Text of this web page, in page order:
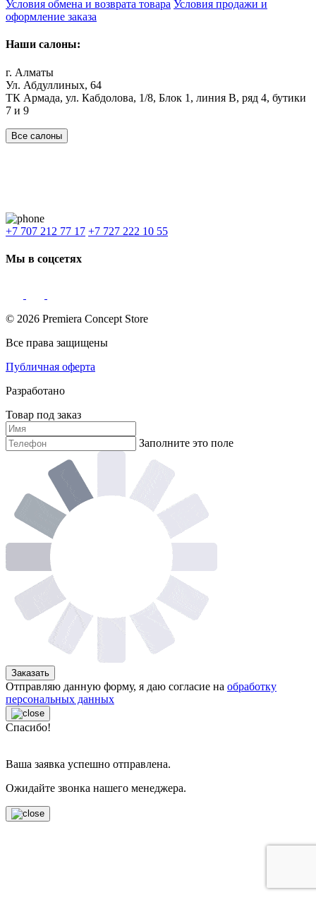
Условия обмена и возврата товара Условия продажи и
оформление заказа
Наши салоны:
г. Алматы
Ул. Абдуллиных, 64
ТК Армада, ул. Кабдолова, 1/8, Блок 1, линия В, ряд 4, бутики
7 и 9
Все салоны
+7 707 212 77 17 +7 727 222 10 55
Мы в соцсетях
© 2026 Premiera Concept Store
Все права защищены
Публичная оферта
Разработано
Товар под заказ
Заполните это поле
Заказать
Отправляю данную форму, я даю согласие на обработку
персональных данных
Спасибо!
Ваша заявка успешно отправлена.
Ожидайте звонка нашего менеджера.